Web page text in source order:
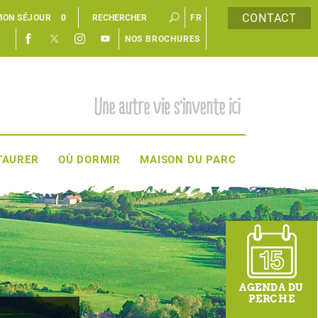
CONTACT
EN
FR
SÉJOUR 0
NOS BROCHURES
OÙ DORMIR MAISON DU PARC
AGENDA DU
PERCHE